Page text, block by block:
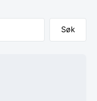
Søk